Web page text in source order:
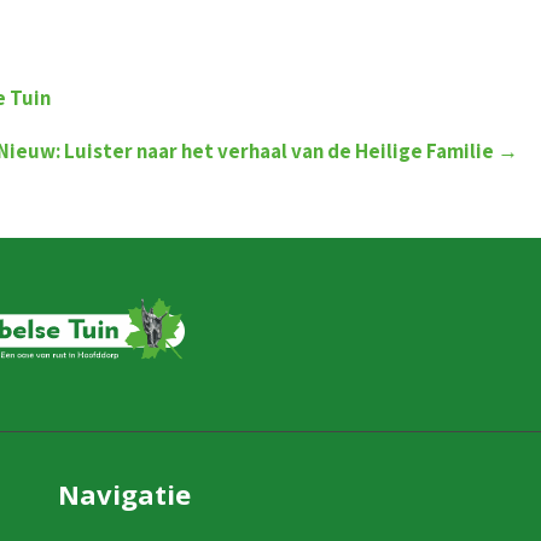
Tuin
Luister naar het verhaal van de Heilige Familie →
Navigatie